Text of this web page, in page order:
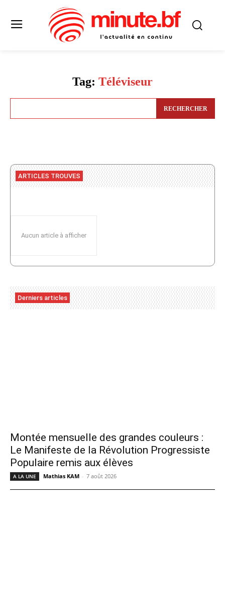
Tag: Téléviseur
RECHERCHER
ARTICLES TROUVES
Aucun article à afficher
Derniers articles
Montée mensuelle des grandes couleurs :
Le Manifeste de la Révolution Progressiste
Populaire remis aux élèves
A LA UNE Mathias KAM - 7 août 2026